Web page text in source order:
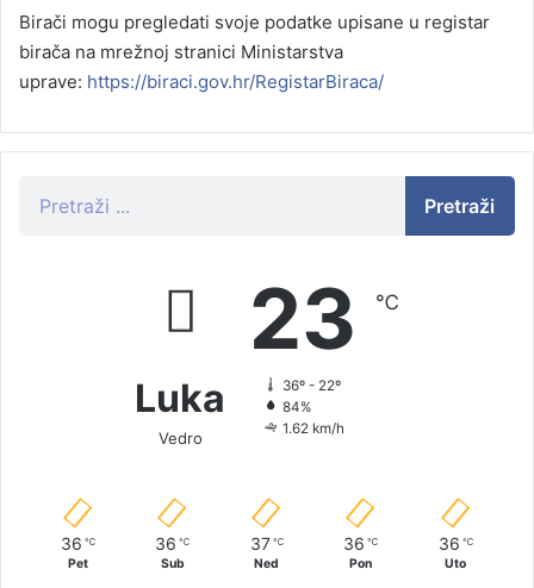
Birači mogu pregledati svoje podatke upisane u registar
birača na mrežnoj stranici Ministarstva
uprave: https://biraci.gov.hr/RegistarBiraca/
Pretraži
Luka
Vedro
23 ℃
36º - 22º
84%
1.62 km/h
36 ℃
Pet
36 ℃
Sub
37 ℃
Ned
36 ℃
Pon
36 ℃
Uto